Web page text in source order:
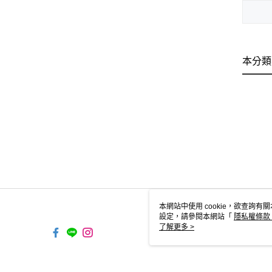
本分
本網站中使用 cookie，欲查詢有
設定，請參閱本網站「 隱私權條款
使用 cookie。
了解更多 >